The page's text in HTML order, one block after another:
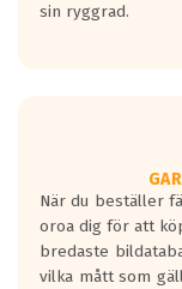
sin ryggrad.
När du beställer
oroa dig för att
bredaste
vilka mått som